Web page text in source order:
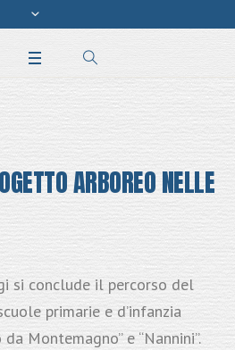
ARBOREO NELLE
si conclude il percorso del
primarie e d’infanzia
Montemagno” e “Nannini”.